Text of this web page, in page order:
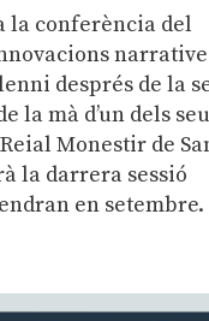
la conferència del
després de la
la mà d’un dels
Monestir de
la darrera sessió
en setembre.